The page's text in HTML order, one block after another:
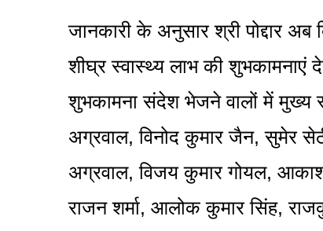
जानकारी के अनुसार श्री पोद्दार
शीघ्र स्वास्थ्य लाभ की शुभकामनाएं
शुभकामना संदेश भेजने वालों में
अग्रवाल, विनोद कुमार जैन, सुमेर
अग्रवाल, विजय कुमार गोयल, आकाश
राजन शर्मा, आलोक कुमार सिंह,